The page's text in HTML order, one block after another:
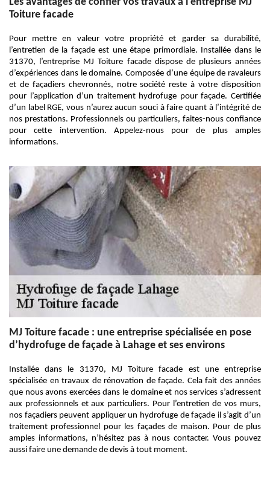
Toiture facade
Pour mettre en valeur votre propriété et garder sa durabilité,
l’entretien de la façade est une étape primordiale. Installée dans le
31370, l’entreprise MJ Toiture facade dispose de plusieurs années
d’expériences dans le domaine. Composée d’une équipe de ravaleurs
et de façadiers chevronnés, notre société reste à votre disposition
pour l’application d’un traitement hydrofuge pour façade. Certifiée
d’un label RGE, vous n’aurez aucun souci à faire quant à l’intégrité de
nos prestations. Professionnels ou particuliers, faites-nous confiance
pour cette intervention. Appelez-nous pour de plus amples
informations.
MJ Toiture facade : une entreprise spécialisée en pose
d’hydrofuge de façade à Lahage et ses environs
Installée dans le 31370, MJ Toiture facade est une entreprise
spécialisée en travaux de rénovation de façade. Cela fait des années
que nous avons exercées dans le domaine et nos services s’adressent
aux professionnels et aux particuliers. Pour l’entretien de vos murs,
nos façadiers peuvent appliquer un hydrofuge de façade il s’agit d’un
traitement professionnel pour les façades de maison. Pour de plus
amples informations, n’hésitez pas à nous contacter. Vous pouvez
aussi faire une demande de devis à tout moment.